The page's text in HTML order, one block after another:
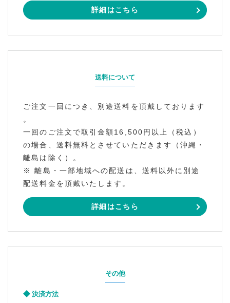
詳細はこちら
送料について
ご注文一回につき、別途送料を頂戴しております
。
一回のご注文で取引金額16,500円以上（税込）
の場合、送料無料とさせていただきます（沖縄・
離島は除く）。
※ 離島・一部地域への配送は、送料以外に別途
配送料金を頂戴いたします。
詳細はこちら
その他
決済方法